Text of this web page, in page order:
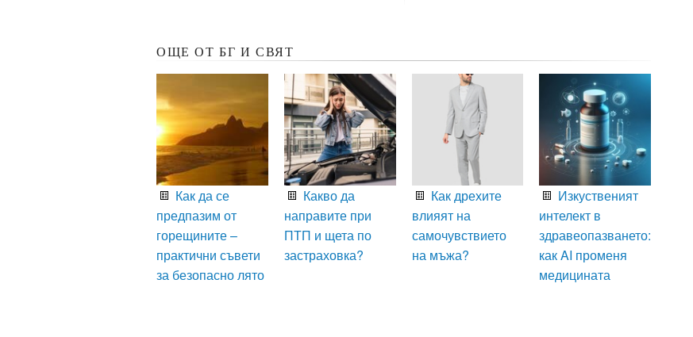
ОЩЕ ОТ БГ И СВЯТ
Как да се
предпазим от
горещините –
практични съвети
за безопасно лято
Какво да
направите при
ПТП и щета по
застраховка?
Как дрехите
влияят на
самочувствието
на мъжа?
Изкуственият
интелект в
здравеопазването:
как AI променя
медицината